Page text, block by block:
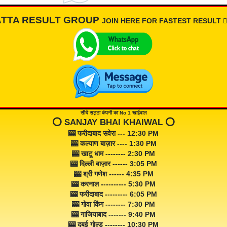
RESULT GROUP JOIN HERE FOR FASTEST RESULT
सीधे सट्टा कंपनी का No 1 खाईवाल
⭕️ SANJAY BHAI KHAIWAL ⭕️
🎰 फरीदाबाद सवेरा --- 12:30 PM
🎰 कल्याण बाज़ार ---- 1:30 PM
🎰 खाटू धाम -------- 2:30 PM
🎰 दिल्ली बाज़ार ------ 3:05 PM
🎰 श्री गणेश ------ 4:35 PM
🎰 करनाल ---------- 5:30 PM
🎰 फरीदाबाद --------- 6:05 PM
🎰 गोवा किंग -------- 7:30 PM
🎰 गाजियाबाद ------- 9:40 PM
🎰 दुबई गोल्ड -------- 10:30 PM